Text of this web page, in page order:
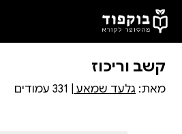
דלג לתוכן הראשי
קשב וריכוז
מאת: גלעד שמאע